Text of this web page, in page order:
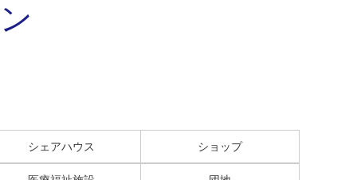
シェアハウス ショップ